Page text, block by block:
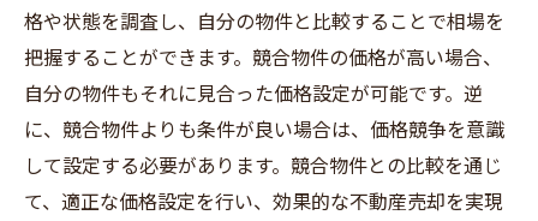
格や状態を調査し、自分の物件と比較することで相場を
把握することができます。競合物件の価格が高い場合、
自分の物件もそれに見合った価格設定が可能です。逆
に、競合物件よりも条件が良い場合は、価格競争を意識
して設定する必要があります。競合物件との比較を通じ
て、適正な価格設定を行い、効果的な不動産売却を実現